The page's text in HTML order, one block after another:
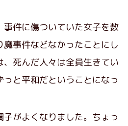
件に傷ついていた女子を数
事件などなかったことにし
死んだ人々は全員生きてい
と平和だということになっ
子がよくなりました。ちょっ